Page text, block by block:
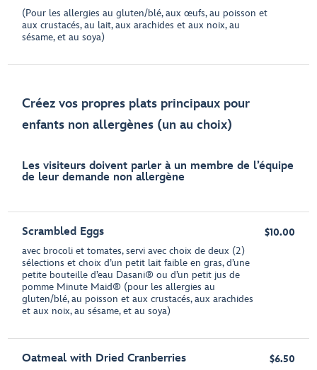
(Pour les allergies au gluten/blé, aux œufs, au poisson et
aux crustacés, au lait, aux arachides et aux noix, au
sésame, et au soya)
Créez vos propres plats principaux pour
enfants non allergènes (un au choix)
Les visiteurs doivent parler à un membre de l’équipe
de leur demande non allergène
Scrambled Eggs
avec brocoli et tomates, servi avec choix de deux (2)
sélections et choix d’un petit lait faible en gras, d’une
petite bouteille d’eau Dasani® ou d’un petit jus de
pomme Minute Maid® (pour les allergies au
gluten/blé, au poisson et aux crustacés, aux arachides
et aux noix, au sésame, et au soya)
$10.00
Oatmeal with Dried Cranberries $6.50